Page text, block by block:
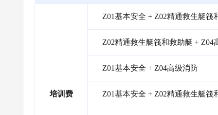
培训费
Z01基本安全 + Z02精通救生艇筏
Z02精通救生艇筏和救助艇 + Z04
Z01基本安全 + Z04高级消防
Z01基本安全 + Z02精通救生艇筏